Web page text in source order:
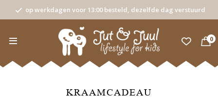
op werkdagen voor 13:00 besteld, dezelfde dag verstuurd
0
KRAAMCADEAU